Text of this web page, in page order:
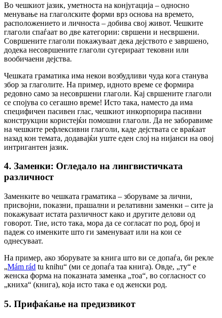
Во чешкиот јазик, уметноста на конјугација – односно
менување на глаголските форми врз основа на времето,
расположението и личноста – добива свој живот. Чешките
глаголи спаѓаат во две категории: свршени и несвршени.
Совршените глаголи покажуваат дека дејството е завршено,
додека несовршените глаголи сугерираат тековни или
вообичаени дејства.
Чешката граматика има некои возбудливи чуда кога станува
збор за глаголите. На пример, идното време се формира
редовно само за несовршени глаголи. Кај свршените глаголи
се спојува со сегашно време! Исто така, наместо да има
специфичен пасивен глас, чешкиот инкорпорира пасивни
конструкции користејќи помошни глаголи. Да не заборавиме
на чешките рефлексивни глаголи, каде дејствата се враќаат
назад кон темата, додавајќи уште еден слој на нијанси на овој
интригантен јазик.
4. Заменки: Огледало на лингвистичката
различност
Заменките во чешката граматика – зборуваме за лични,
присвојни, показни, прашални и релативни заменки – сите ја
покажуваат истата различност како и другите делови од
говорот. Тие, исто така, мора да се согласат по род, број и
падеж со именките што ги заменуваат или на кои се
однесуваат.
На пример, ако зборувате за книга што ви се допаѓа, би рекле
„Mám rád tu knihu“ (ми се допаѓа таа книга). Овде, „ту“ е
женска форма на показната заменка „тоа“, во согласност со
„книха“ (книга), која исто така е од женски род.
5. Прифаќање на предизвикот